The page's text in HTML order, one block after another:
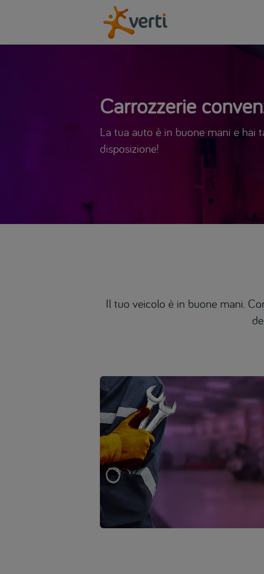
Carrozzerie
La tua auto è in buone mani e hai
disposizione!
Il tuo veicolo è in buone mani.